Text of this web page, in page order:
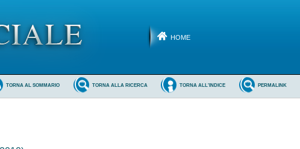
HOME
PERMALINK
TORNA ALL'INDICE
TORNA ALLA RICERCA
TORNA AL SOMMARIO